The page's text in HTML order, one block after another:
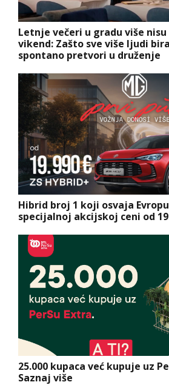
Letnje večeri u gradu više
vikend: Zašto sve više ljudi
spontano pretvori u druženje
Hibrid broj 1 koji osvaja
specijalnoj akcijskoj ceni od
25.000 kupaca već kupuje uz
Saznaj više